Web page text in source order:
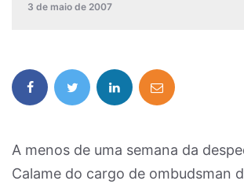
3 de maio de 2007
A menos de uma semana da
Calame do cargo de ombudsman